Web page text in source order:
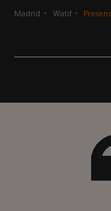
Madrid Watif